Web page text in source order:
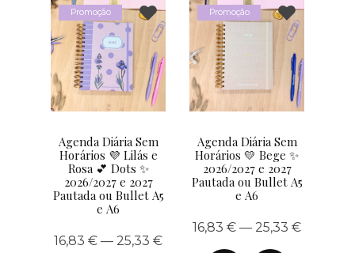
Promoção
Agenda Diária Sem
Horários 💜 Lilás e
Rosa 💕 Dots ✨
2026/2027 e 2027
Pautada ou Bullet A5
e A6
16,83 € — 25,33 €
Promoção
Agenda Diária Sem
Horários 💛 Bege ✨
2026/2027 e 2027
Pautada ou Bullet A5
e A6
16,83 € — 25,33 €